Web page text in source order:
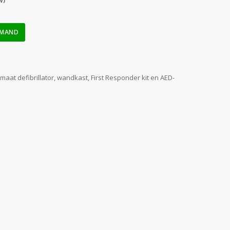
defibrillator, wandkast, First Responder kit en AED-